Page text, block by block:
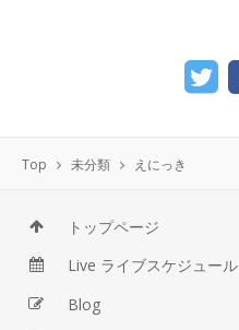
Top 未分類 えにっき
トップページ
Live ライブスケジュール
Blog